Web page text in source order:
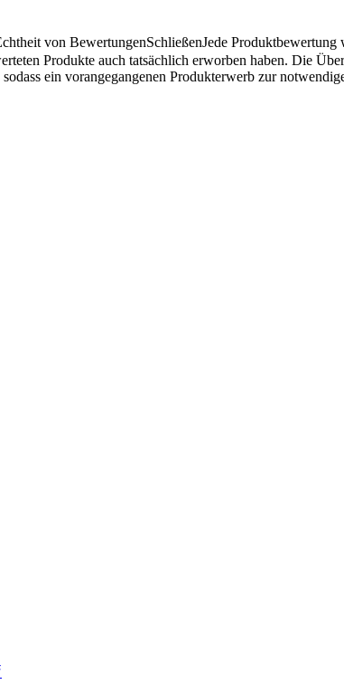
von BewertungenSchließenJede Produktbewertung
Produkte auch tatsächlich erworben haben. Die
ein vorangegangenen Produkterwerb zur